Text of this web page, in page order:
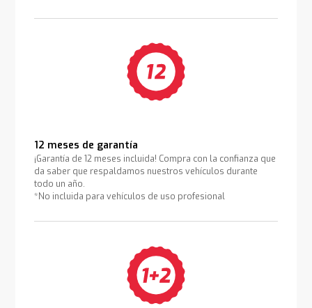
12 meses de garantía
¡Garantía de 12 meses incluida! Compra con la confianza que
da saber que respaldamos nuestros vehículos durante
todo un año.
*No incluida para vehículos de uso profesional